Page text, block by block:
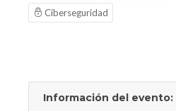
Ciberseguridad
Información del evento: